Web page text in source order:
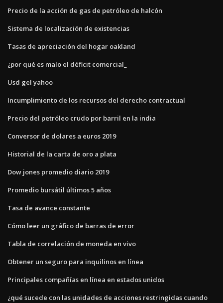
Precio de la acción de gas de petróleo de halcón
Sistema de localización de existencias
Tasas de apreciación del hogar oakland
¿por qué es malo el déficit comercial_
Usd gel yahoo
Incumplimiento de los recursos del derecho contractual
Precio del petróleo crudo por barril en la india
Conversor de dolares a euros 2019
Historial de la carta de oro a plata
Dow jones promedio diario 2019
Promedio bursátil últimos 5 años
Tasa de avance constante
Cómo leer un gráfico de barras de error
Tabla de correlación de moneda en vivo
Obtener un seguro para inquilinos en línea
Principales compañías en línea en estados unidos
¿qué sucede con las unidades de acciones restringidas cuando